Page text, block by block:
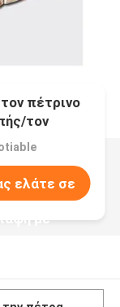
πέτρινο
τον
ελάτε σε
με